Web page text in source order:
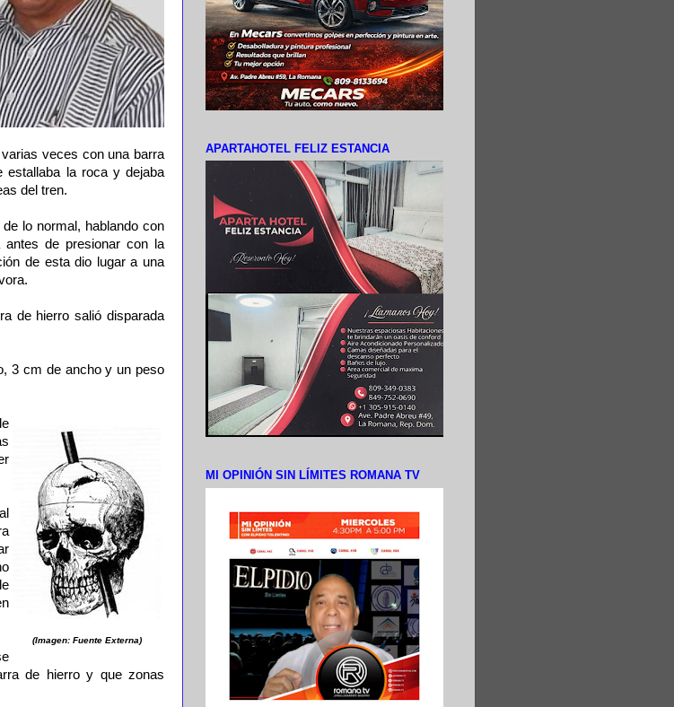
veces con una barra
estallaba la roca y dejaba
del tren.
lo normal, hablando con
de presionar con la
de esta dio lugar a una
de hierro salió disparada
3 cm de ancho y un peso
(Imagen: Fuente Externa)
de hierro y que zonas
APARTAHOTEL FELIZ ESTANCIA
MI OPINIÓN SIN LÍMITES ROMANA TV